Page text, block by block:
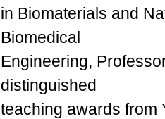
in Biomaterials and
Biomedical
Engineering,
distinguished
teaching awards from